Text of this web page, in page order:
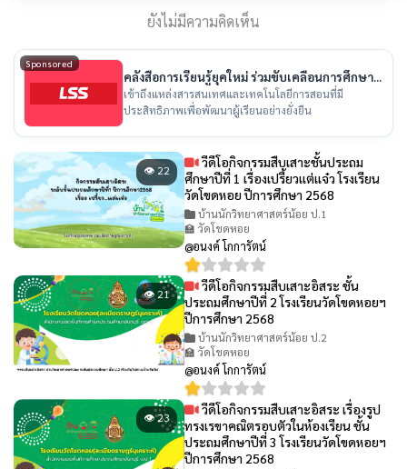
ยังไม่มีความคิดเห็น
Sponsored
คลังสื่อการเรียนรู้ยุคใหม่ ร่วมขับเคลื่อนการศึกษา
ไทย
เข้าถึงแหล่งสารสนเทศและเทคโนโลยีการสอนที่มี
ประสิทธิภาพเพื่อพัฒนาผู้เรียนอย่างยั่งยืน
👁 22
วีดีโอกิจกรรมสืบเสาะชั้นประถม
ศึกษาปีที่ 1 เรื่องเปรี้ยวเเต่เเจ๋ว โรงเรียน
วัดโขดหอย ปีการศึกษา 2568
บ้านนักวิทยาศาสตร์น้อย ป.1
🏫 วัดโขดหอย
@อนงค์ โกการัตน์
👁 21
วีดีโอกิจกรรมสืบเสาะอิสระ ชั้น
ประถมศึกษาปีที่ 2 โรงเรียนวัดโขดหอยฯ
ปีการศึกษา 2568
บ้านนักวิทยาศาสตร์น้อย ป.2
🏫 วัดโขดหอย
@อนงค์ โกการัตน์
👁 23
วีดีโอกิจกรรมสืบเสาะอิสระ เรื่องรูป
ทรงเรขาคณิตรอบตัวในห้องเรียน ชั้น
ประถมศึกษาปีที่ 3 โรงเรียนวัดโขดหอยฯ
ปีการศึกษา 2568